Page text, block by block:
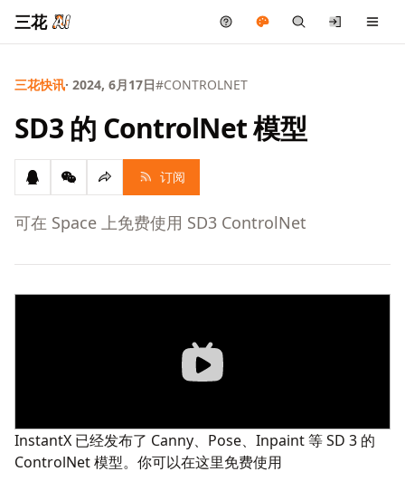
三花
三花快讯· 2024, 6月17日#CONTROLNET
SD3 的 ControlNet 模型
订阅
可在 Space 上免费使用 SD3 ControlNet
InstantX 已经发布了 Canny、Pose、Inpaint 等 SD 3 的
ControlNet 模型。你可以在这里免费使用